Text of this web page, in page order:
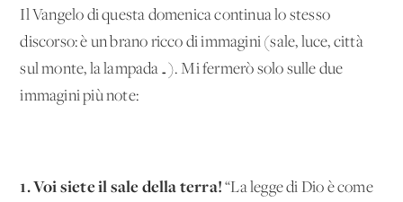
Il Vangelo di questa domenica continua lo stesso
discorso: è un brano ricco di immagini (sale, luce, città
sul monte, la lampada…). Mi fermerò solo sulle due
immagini più note:
1. Voi siete il sale della terra! “La legge di Dio è come